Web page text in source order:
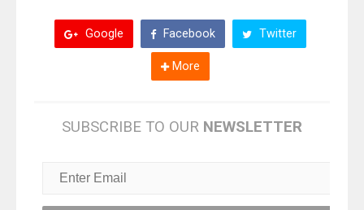
Google Facebook Twitter
More
SUBSCRIBE TO OUR NEWSLETTER